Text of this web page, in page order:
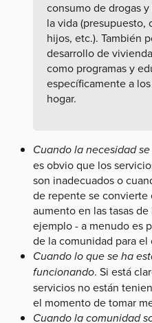
consumo de drogas
la vida (presupuesto,
hijos, etc.). También
desarrollo de
como programas y
específicamente a
hogar.
Cuando la necesidad
es obvio que los
son inadecuados o
de repente se convierte
aumento en las tasas
ejemplo - a menudo es
de la comunidad para el
Cuando lo que se ha
funcionando. Si está
servicios no están
el momento de tomar
Cuando la comunidad